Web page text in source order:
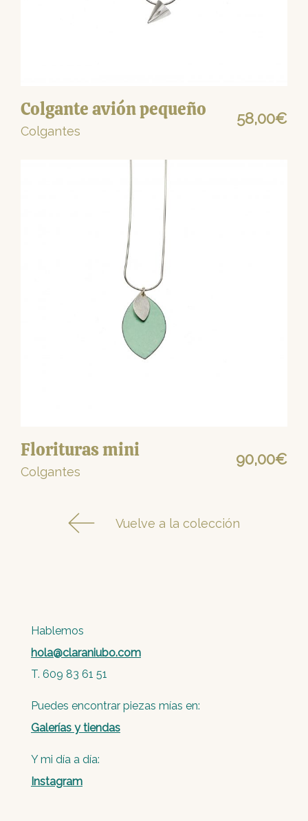
Colgante avión pequeño
Colgantes
58,00€
Florituras mini
Colgantes
90,00€
Vuelve a la colección
Hablemos
hola@claraniubo.com
T. 609 83 61 51
Puedes encontrar piezas mías en:
Galerías y tiendas
Y mi día a día:
Instagram